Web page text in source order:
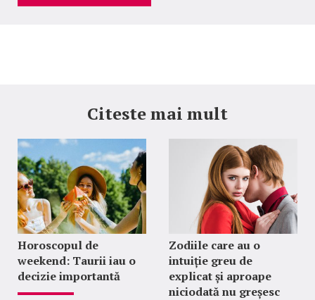
Citeste mai mult
Horoscopul de
weekend: Taurii iau o
decizie importantă
Zodiile care au o
intuiție greu de
explicat și aproape
niciodată nu greșesc